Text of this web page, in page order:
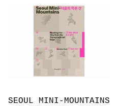
SEOUL MINI-MOUNTAINS